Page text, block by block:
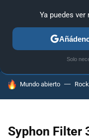
ANÁLISIS GUÍAS Y
HOY SE HABLA DE
Mundo abierto
Syphon Filter
Ya puedes ver
Solo